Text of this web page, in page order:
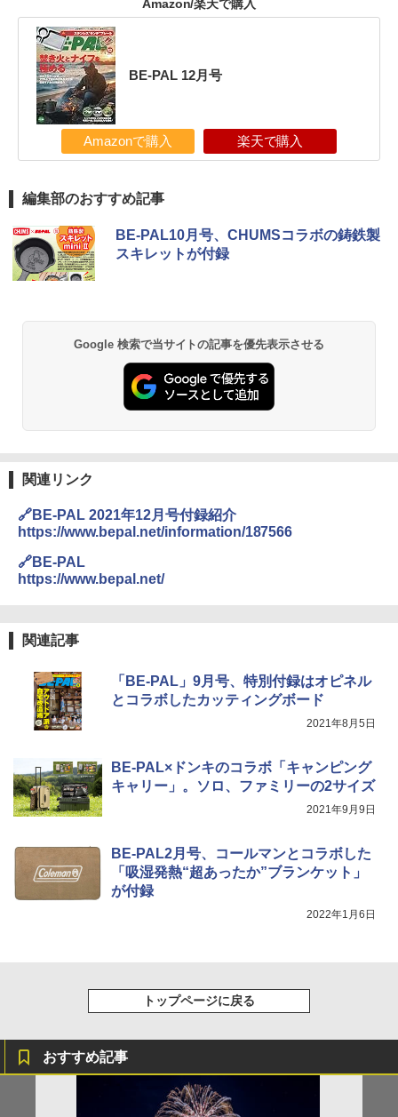
Amazon/楽天で購入
BE-PAL 12月号
Amazonで購入 楽天で購入
編集部のおすすめ記事
BE-PAL10月号、CHUMSコラボの鋳鉄製
スキレットが付録
Google 検索で当サイトの記事を優先表示させる
関連リンク
🔗BE-PAL 2021年12月号付録紹介
https://www.bepal.net/information/187566
🔗BE-PAL
https://www.bepal.net/
関連記事
「BE-PAL」9月号、特別付録はオピネル
とコラボしたカッティングボード
2021年8月5日
BE-PAL×ドンキのコラボ「キャンピング
キャリー」。ソロ、ファミリーの2サイズ
2021年9月9日
BE-PAL2月号、コールマンとコラボした
「吸湿発熱“超あったか”ブランケット」
が付録
2022年1月6日
トップページに戻る
おすすめ記事